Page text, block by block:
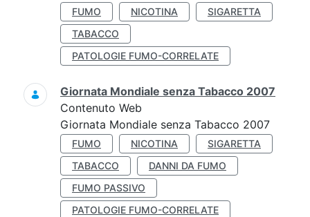
FUMO NICOTINA
SIGARETTA
TABACCO
PATOLOGIE FUMO-CORRELATE
Giornata Mondiale senza Tabacco 2007
Contenuto Web
Giornata Mondiale senza Tabacco 2007
FUMO NICOTINA
SIGARETTA
TABACCO
DANNI DA FUMO
FUMO PASSIVO
PATOLOGIE FUMO-CORRELATE